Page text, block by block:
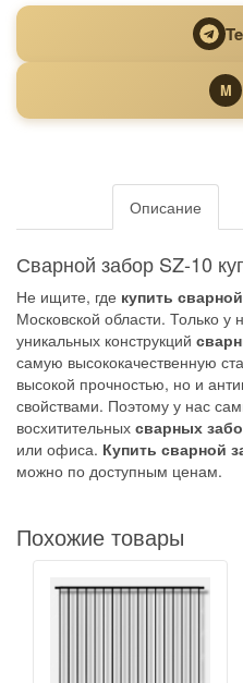
M
Описание
Сварной забор SZ-10
Не ищите, где купить
Московской области. Только у
уникальных конструкций
самую высококачественную
высокой прочностью, но и
свойствами. Поэтому у нас
восхитительных сварных
или офиса. Купить сварной
можно по доступным ценам.
Похожие товары